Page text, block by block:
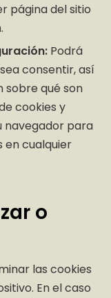
página del sitio
Podrá
consentir, así
qué son
cookies y
navegador para
en cualquier
o
las cookies
En el caso